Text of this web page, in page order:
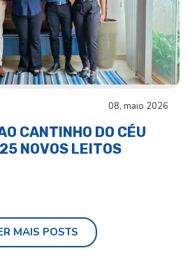
08, maio 2026
CANTINHO DO CÉU
NOVOS LEITOS
MAIS POSTS